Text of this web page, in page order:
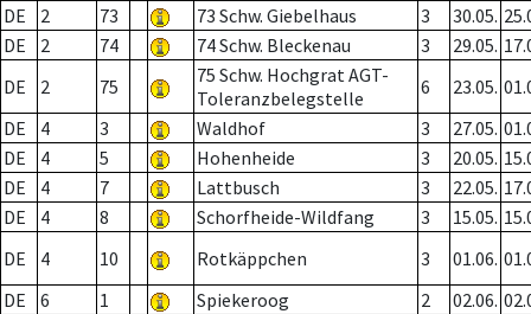
DE
2 73 73 Schw. Giebelhaus 3 30.05.
DE
2 74 74 Schw. Bleckenau 3 29.05.
DE
2 75
75 Schw. Hochgrat AGT-
Toleranzbelegstelle
6 23.05.
DE
4 3 Waldhof 3 27.05.
DE
4 5 Hohenheide 3 20.05.
DE
4 7 Lattbusch 3 22.05.
DE
4 8 Schorfheide-Wildfang 3 15.05.
DE
4 10 Rotkäppchen 3 01.06.
DE
6 1 Spiekeroog 2 02.06.